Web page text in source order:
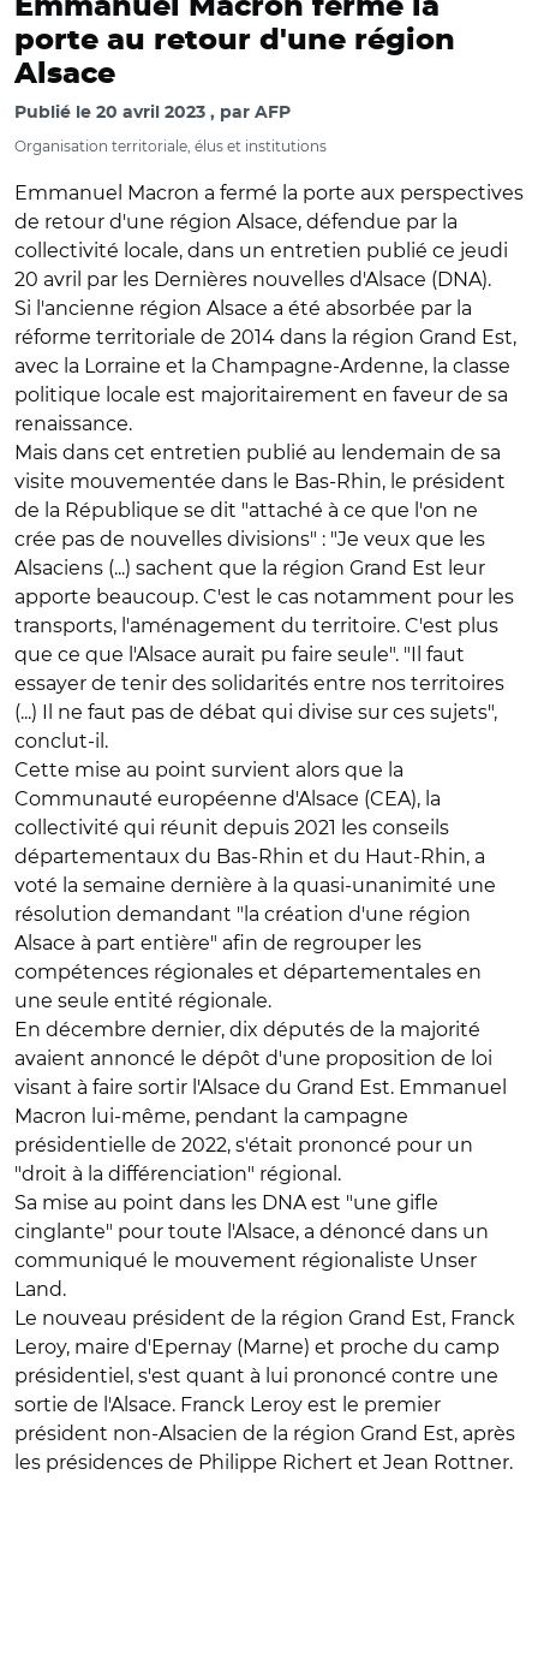
Emmanuel Macron ferme la
porte au retour d'une région
Alsace
Publié le 20 avril 2023 par AFP
Organisation territoriale, élus et institutions
Emmanuel Macron a fermé la porte aux perspectives
de retour d'une région Alsace, défendue par la
collectivité locale, dans un entretien publié ce jeudi
20 avril par les Dernières nouvelles d'Alsace (DNA).
Si l'ancienne région Alsace a été absorbée par la
réforme territoriale de 2014 dans la région Grand Est,
avec la Lorraine et la Champagne-Ardenne, la classe
politique locale est majoritairement en faveur de sa
renaissance.
Mais dans cet entretien publié au lendemain de sa
visite mouvementée dans le Bas-Rhin, le président
de la République se dit "attaché à ce que l'on ne
crée pas de nouvelles divisions" : "Je veux que les
Alsaciens (...) sachent que la région Grand Est leur
apporte beaucoup. C'est le cas notamment pour les
transports, l'aménagement du territoire. C'est plus
que ce que l'Alsace aurait pu faire seule". "Il faut
essayer de tenir des solidarités entre nos territoires
(...) Il ne faut pas de débat qui divise sur ces sujets",
conclut-il.
Cette mise au point survient alors que la
Communauté européenne d'Alsace (CEA), la
collectivité qui réunit depuis 2021 les conseils
départementaux du Bas-Rhin et du Haut-Rhin, a
voté la semaine dernière à la quasi-unanimité une
résolution demandant "la création d'une région
Alsace à part entière" afin de regrouper les
compétences régionales et départementales en
une seule entité régionale.
En décembre dernier, dix députés de la majorité
avaient annoncé le dépôt d'une proposition de loi
visant à faire sortir l'Alsace du Grand Est. Emmanuel
Macron lui-même, pendant la campagne
présidentielle de 2022, s'était prononcé pour un
"droit à la différenciation" régional.
Sa mise au point dans les DNA est "une gifle
cinglante" pour toute l'Alsace, a dénoncé dans un
communiqué le mouvement régionaliste Unser
Land.
Le nouveau président de la région Grand Est, Franck
Leroy, maire d'Epernay (Marne) et proche du camp
présidentiel, s'est quant à lui prononcé contre une
sortie de l'Alsace. Franck Leroy est le premier
président non-Alsacien de la région Grand Est, après
les présidences de Philippe Richert et Jean Rottner.